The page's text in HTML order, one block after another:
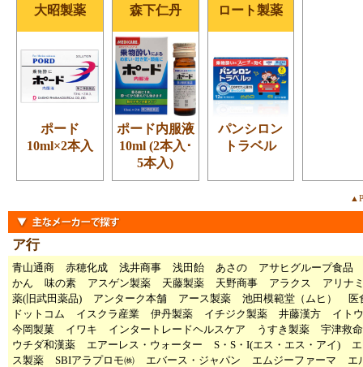
大昭製薬
ポード
10ml×2本入
森下仁丹
ポード内服液
10ml (2本入･
5本入)
ロート製薬
パンシロン
トラベル
ア行
青山通商 赤穂化成 浅井商事 浅田飴 あさの
アサヒグループ食品
かん
味の素 アスゲン製薬 天藤製薬 天野商事 アラクス
アリナ
薬(旧武田薬品)
アンターク本舗 アース製薬 池田模範堂（ムヒ）
医
ドットコム
イスクラ産業 伊丹製薬 イチジク製薬 井藤漢方
イト
今岡製菓
イワキ インタートレードヘルスケア うすき製薬
宇津救
ウチダ和漢薬
エアーレス・ウォーター S・S・I(エス・エス・アイ)
ス製薬
SBIアラプロモ㈱ エバース・ジャパン エムジーファーマ
エ